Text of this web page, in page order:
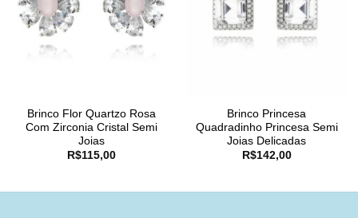
Brinco Flor Quartzo Rosa
Com Zirconia Cristal Semi
Joias
R$115,00
Brinco Princesa
Quadradinho Princesa Semi
Joias Delicadas
R$142,00